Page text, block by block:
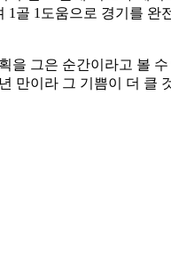
1골 1도움으로 경기를
을 그은 순간이라고 볼
만이라 그 기쁨이 더 클